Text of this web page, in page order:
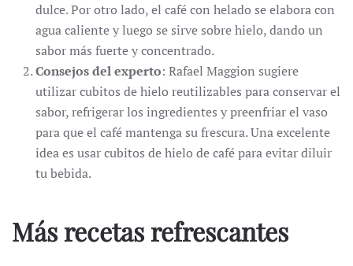
dulce. Por otro lado, el café con helado se elabora con
agua caliente y luego se sirve sobre hielo, dando un
sabor más fuerte y concentrado.
Consejos del experto: Rafael Maggion sugiere
utilizar cubitos de hielo reutilizables para conservar el
sabor, refrigerar los ingredientes y preenfriar el vaso
para que el café mantenga su frescura. Una excelente
idea es usar cubitos de hielo de café para evitar diluir
tu bebida.
Más recetas refrescantes